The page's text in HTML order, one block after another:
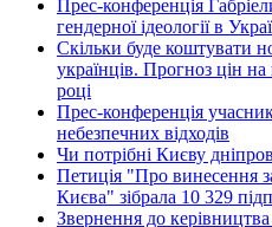
Прес-конференція
гендерної ідеології в
Скільки буде коштувати
українців. Прогноз цін
році
Прес-конференція
небезпечних відходів
Чи потрібні Києву
Петиція "Про винесення
Києва" зібрала 10 329
Звернення до